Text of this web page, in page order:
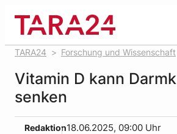
springen
TARA24 Forschung und Wissenschaft
Vitamin D kann
senken
Redaktion18.06.2025, 09:00 Uhr